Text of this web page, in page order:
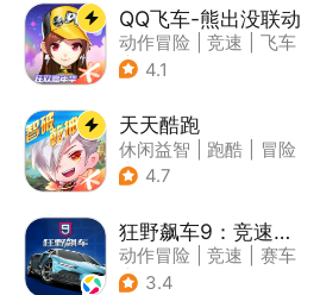
QQ飞车-熊出没联动
动作冒险 竞速
飞车
| 漂移
4.1
天天酷跑
休闲益智 跑酷
冒险
| 萌系
4.7
狂野飙车9：竞速传奇
动作冒险 竞速
赛车
| 狂野飙车
3.4